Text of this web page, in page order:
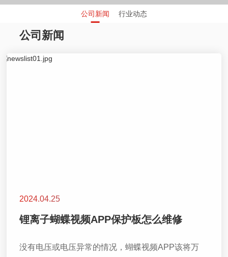
公司新闻 行业动态
公司新闻
2024.04.25
锂离子蝴蝶视频APP保护板怎么维修
没有电压或电压异常的情况，蝴蝶视频APP该将万